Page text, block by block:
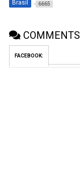
Brasil 6665
COMMENTS
FACEBOOK: